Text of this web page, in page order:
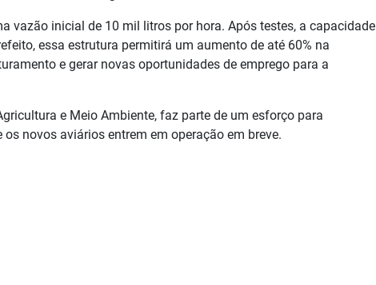
vazão inicial de 10 mil litros por hora. Após testes, a capacidade
essa estrutura permitirá um aumento de até 60% na
e gerar novas oportunidades de emprego para a
e Meio Ambiente, faz parte de um esforço para
novos aviários entrem em operação em breve.